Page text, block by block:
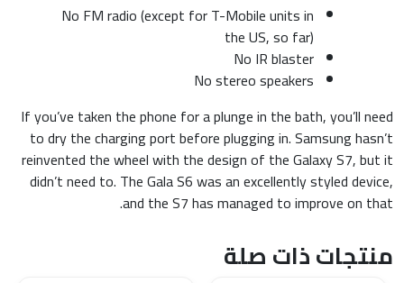
No FM radio (except for T-Mobile units in
the US, so far)
No IR blaster
No stereo speakers
If you’ve taken the phone for a plunge in the bath, you’ll need
to dry the charging port before plugging in. Samsung hasn’t
reinvented the wheel with the design of the Galaxy S7, but it
didn’t need to. The Gala S6 was an excellently styled device,
and the S7 has managed to improve on that.
منتجات ذات صلة